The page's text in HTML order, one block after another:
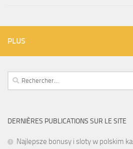
PLUS
Rechercher :
DERNIÈRES PUBLICATIONS SUR LE SITE
Najlepsze bonusy i sloty w polskim